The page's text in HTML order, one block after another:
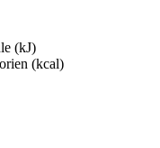
(kJ)
(kcal)